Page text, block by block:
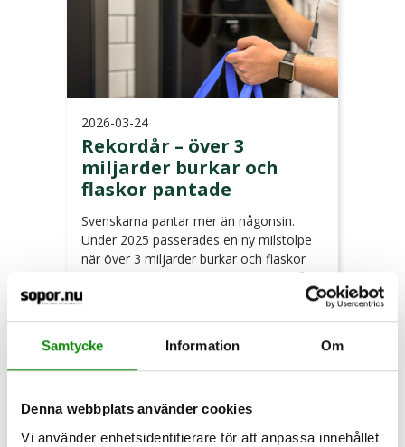
Samtycke Information Om
Denna webbplats använder cookies
Vi använder enhetsidentifierare för att anpassa innehållet
2026-03-24
Rekordår – över 3
miljarder burkar och
flaskor pantade
Svenskarna pantar mer än någonsin.
Under 2025 passerades en ny milstolpe
när över 3 miljarder burkar och flaskor
pantades – cirka 130 miljoner fler än året
innan. Det motsvarar i genomsnitt över 8
LÄS MER